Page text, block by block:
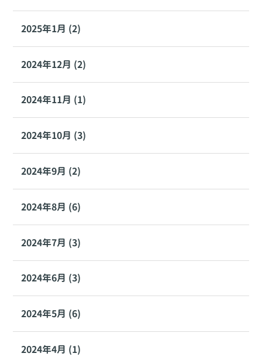
2025年1月 (2)
2024年12月 (2)
2024年11月 (1)
2024年10月 (3)
2024年9月 (2)
2024年8月 (6)
2024年7月 (3)
2024年6月 (3)
2024年5月 (6)
2024年4月 (1)